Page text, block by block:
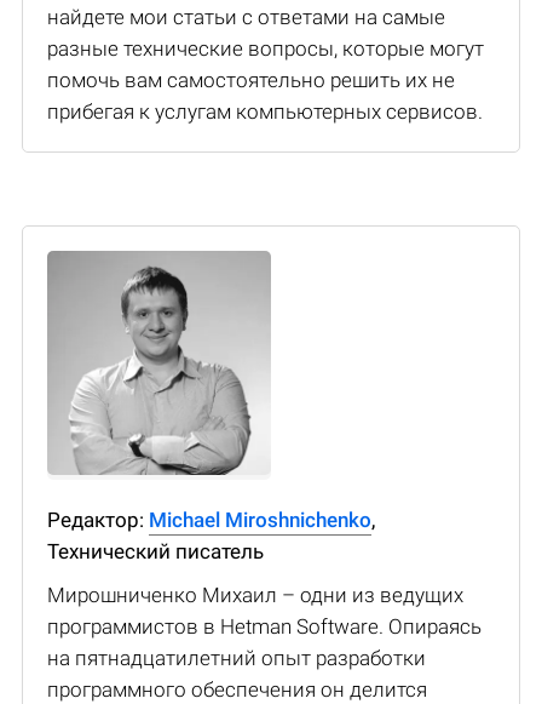
найдете мои статьи с ответами на самые
разные технические вопросы, которые могут
помочь вам самостоятельно решить их не
прибегая к услугам компьютерных сервисов.
Редактор: Michael Miroshnichenko,
Технический писатель
Мирошниченко Михаил – одни из ведущих
программистов в Hetman Software. Опираясь
на пятнадцатилетний опыт разработки
программного обеспечения он делится